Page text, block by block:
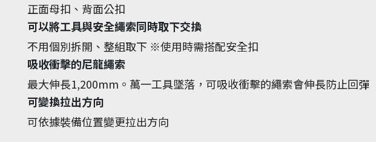
正面母扣、背面公扣
可以將工具與安全繩索同時取下交換
不用個別拆開、整組取下 ※使用時需搭配安全扣
吸收衝擊的尼龍繩索
最大伸長1,200mm。萬一工具墜落，可吸收衝擊的繩索會伸長防止回彈
可變換拉出方向
可依據裝備位置變更拉出方向